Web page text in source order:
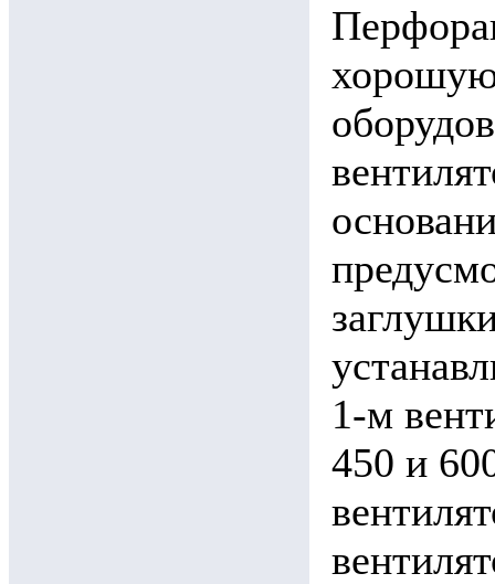
хорошую
1-м
450 и